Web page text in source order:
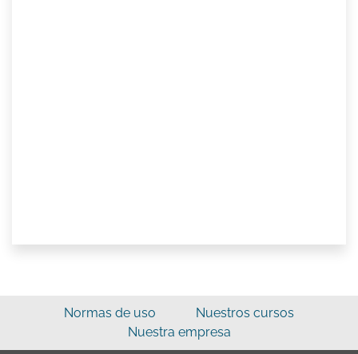
Normas de uso
Nuestros cursos
Nuestra empresa